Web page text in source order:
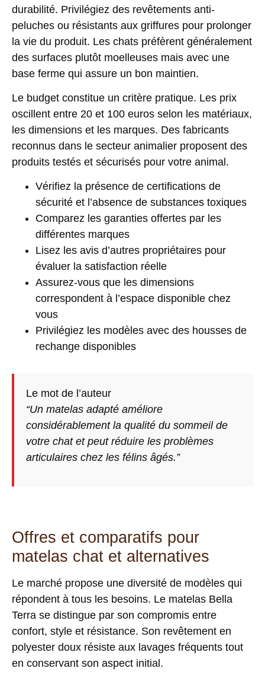
durabilité. Privilégiez des revêtements anti-
peluches ou résistants aux griffures pour prolonger
la vie du produit. Les chats préfèrent généralement
des surfaces plutôt moelleuses mais avec une
base ferme qui assure un bon maintien.
Le budget constitue un critère pratique. Les prix
oscillent entre 20 et 100 euros selon les matériaux,
les dimensions et les marques. Des fabricants
reconnus dans le secteur animalier proposent des
produits testés et sécurisés pour votre animal.
Vérifiez la présence de certifications de
sécurité et l’absence de substances toxiques
Comparez les garanties offertes par les
différentes marques
Lisez les avis d’autres propriétaires pour
évaluer la satisfaction réelle
Assurez-vous que les dimensions
correspondent à l’espace disponible chez
vous
Privilégiez les modèles avec des housses de
rechange disponibles
Le mot de l’auteur
“Un matelas adapté améliore
considérablement la qualité du sommeil de
votre chat et peut réduire les problèmes
articulaires chez les félins âgés.”
Offres et comparatifs pour
matelas chat et alternatives
Le marché propose une diversité de modèles qui
répondent à tous les besoins. Le matelas Bella
Terra se distingue par son compromis entre
confort, style et résistance. Son revêtement en
polyester doux résiste aux lavages fréquents tout
en conservant son aspect initial.